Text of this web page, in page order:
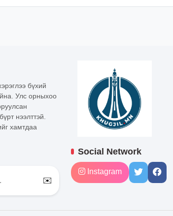
бүхий
Улс орныхоо
нээлттэй.
хамтдаа
✉️
Social Network
Instagram